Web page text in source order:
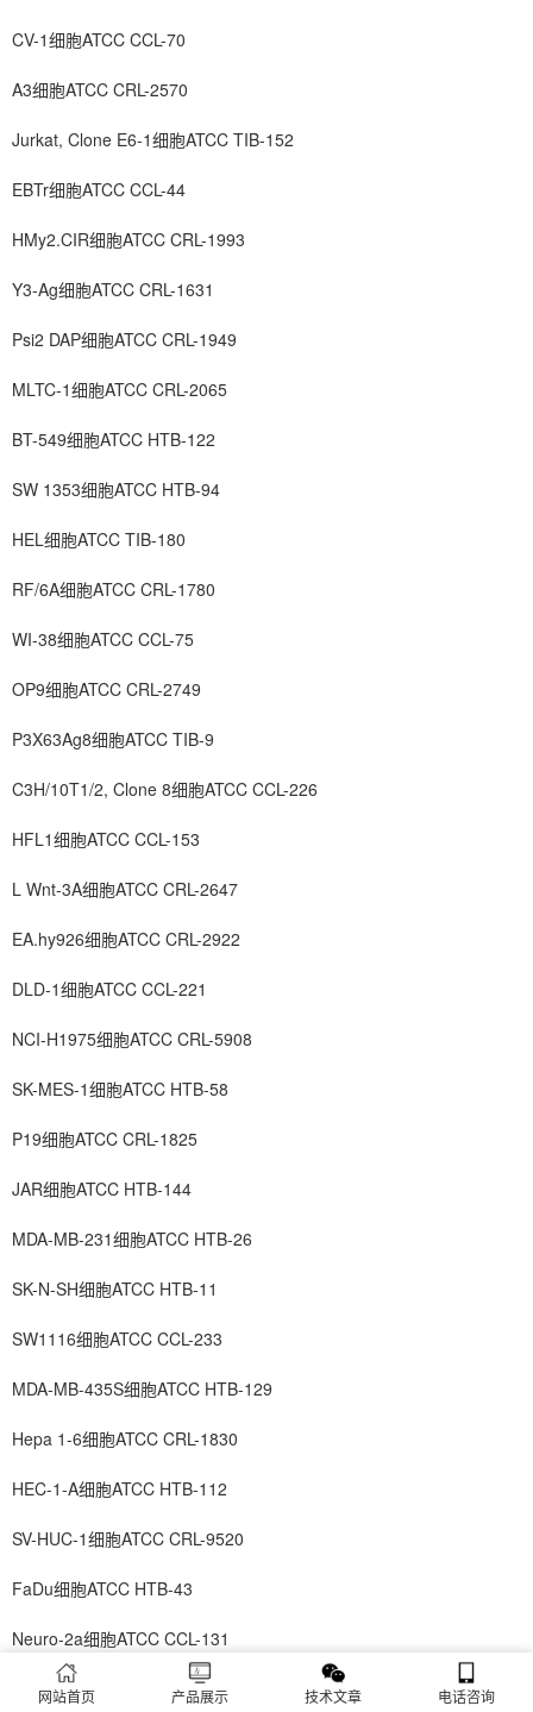
CV-1细胞ATCC CCL-70
A3细胞ATCC CRL-2570
Jurkat, Clone E6-1细胞ATCC TIB-152
EBTr细胞ATCC CCL-44
HMy2.CIR细胞ATCC CRL-1993
Y3-Ag细胞ATCC CRL-1631
Psi2 DAP细胞ATCC CRL-1949
MLTC-1细胞ATCC CRL-2065
BT-549细胞ATCC HTB-122
SW 1353细胞ATCC HTB-94
HEL细胞ATCC TIB-180
RF/6A细胞ATCC CRL-1780
WI-38细胞ATCC CCL-75
OP9细胞ATCC CRL-2749
P3X63Ag8细胞ATCC TIB-9
C3H/10T1/2, Clone 8细胞ATCC CCL-226
HFL1细胞ATCC CCL-153
L Wnt-3A细胞ATCC CRL-2647
EA.hy926细胞ATCC CRL-2922
DLD-1细胞ATCC CCL-221
NCI-H1975细胞ATCC CRL-5908
SK-MES-1细胞ATCC HTB-58
P19细胞ATCC CRL-1825
JAR细胞ATCC HTB-144
MDA-MB-231细胞ATCC HTB-26
SK-N-SH细胞ATCC HTB-11
SW1116细胞ATCC CCL-233
MDA-MB-435S细胞ATCC HTB-129
Hepa 1-6细胞ATCC CRL-1830
HEC-1-A细胞ATCC HTB-112
SV-HUC-1细胞ATCC CRL-9520
FaDu细胞ATCC HTB-43
Neuro-2a细胞ATCC CCL-131
MR1细胞ATCC CRL-2580
网站首页 产品展示 技术文章 电话咨询